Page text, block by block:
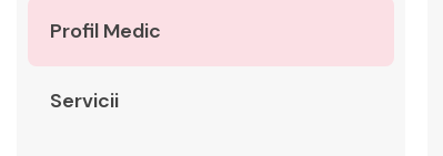
Profil Medic
Servicii